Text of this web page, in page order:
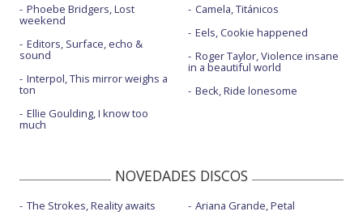
Phoebe Bridgers, Lost
weekend
Editors, Surface, echo &
sound
Interpol, This mirror weighs a
ton
Ellie Goulding, I know too
much
Camela, Titánicos
Eels, Cookie happened
Roger Taylor, Violence insane
in a beautiful world
Beck, Ride lonesome
NOVEDADES DISCOS
The Strokes, Reality awaits
Ariana Grande, Petal